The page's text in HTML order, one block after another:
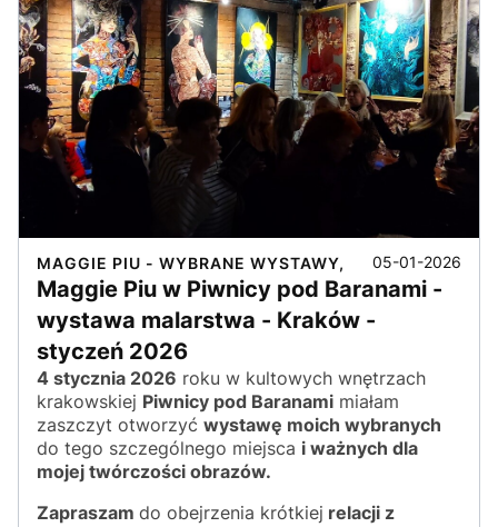
MAGGIE PIU - WYBRANE WYSTAWY, 05-01-2026
Maggie Piu w Piwnicy pod Baranami -
wystawa malarstwa - Kraków -
styczeń 2026
4 stycznia 2026 roku w kultowych wnętrzach
krakowskiej Piwnicy pod Baranami miałam
zaszczyt otworzyć wystawę moich wybranych
do tego szczególnego miejsca i ważnych dla
mojej twórczości obrazów.
Zapraszam do obejrzenia krótkiej relacji z